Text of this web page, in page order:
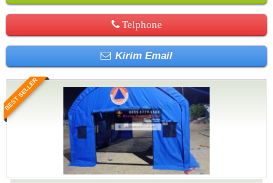
Telphone
Kirim Email
BEST SELLER